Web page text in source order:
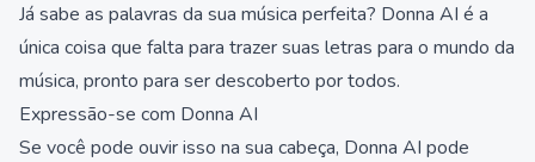
Já sabe as palavras da sua música perfeita? Donna AI é a
única coisa que falta para trazer suas letras para o mundo da
música, pronto para ser descoberto por todos.
Expressão-se com Donna AI
Se você pode ouvir isso na sua cabeça, Donna AI pode